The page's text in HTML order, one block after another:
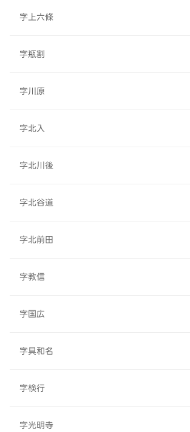
字上六條
字瓶割
字川原
字北入
字北川後
字北谷道
字北前田
字教信
字国広
字具和名
字検行
字光明寺